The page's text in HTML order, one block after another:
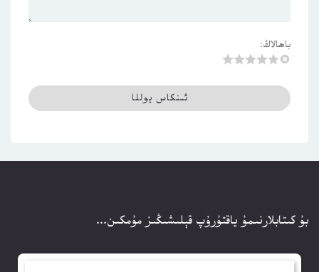
باھالاڭ:
بۇ كىتابلارنىمۇ ياقتۇرۇپ قېلىشىڭىز مۇمكىن...